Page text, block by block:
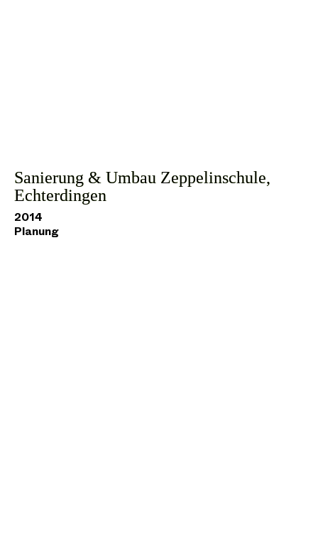
Sanierung & Umbau Zeppelinschule,
Echterdingen
2014
Planung